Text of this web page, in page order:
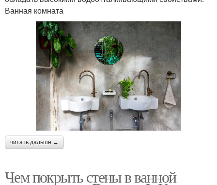
Ванная комната
читать дальше →
Чем покрыть стены в ванной